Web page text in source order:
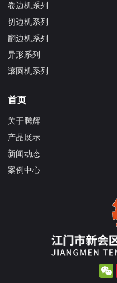
卷边机系列
切边机系列
翻边机系列
异形系列
滚圆机系列
首页
关于腾辉
产品展示
新闻动态
案例中心